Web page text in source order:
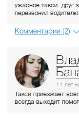
ужасное такси. друг
перезвонил
непонятное орет в
Комментарии (2)
11 лет
Такси приезжает
всегда выходит